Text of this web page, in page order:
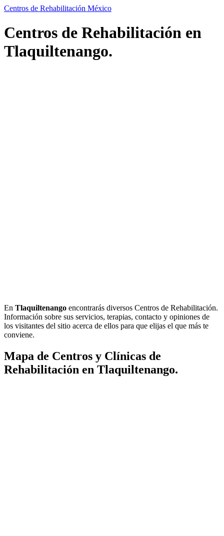
Centros de Rehabilitación México
Centros de Rehabilitación en
Tlaquiltenango.
En Tlaquiltenango encontrarás diversos Centros de Rehabilitación.
Información sobre sus servicios, terapias, contacto y opiniones de
los visitantes del sitio acerca de ellos para que elijas el que más te
conviene.
Mapa de Centros y Clínicas de
Rehabilitación en Tlaquiltenango.